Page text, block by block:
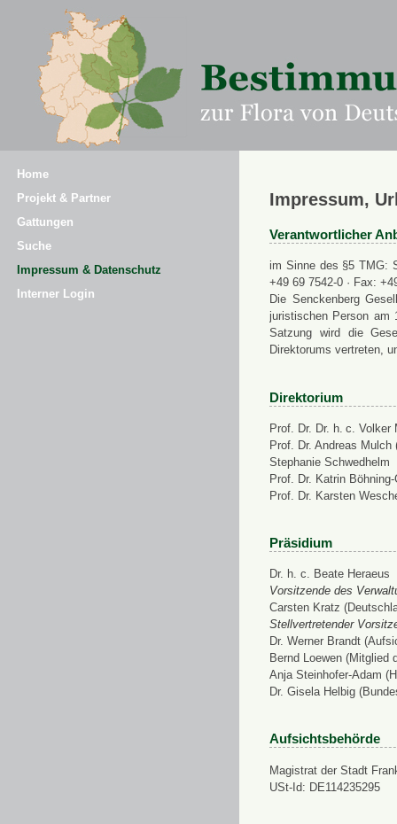
Home
Projekt & Partner
Gattungen
Suche
Impressum & Datenschutz
Interner Login
Impressum,
Verantwortlicher
im Sinne des §5 TMG:
+49 69 7542-0 · Fax:
Die Senckenberg
juristischen Person am
Satzung wird die
Direktorums vertreten,
Direktorium
Prof. Dr. Dr. h. c. Volker
Prof. Dr. Andreas
Stephanie Schwedhelm
Prof. Dr. Katrin
Prof. Dr. Karsten
Präsidium
Dr. h. c. Beate Heraeus
Vorsitzende des
Carsten Kratz
Stellvertretender
Dr. Werner Brandt
Bernd Loewen (Mitglied
Anja Steinhofer-Adam
Dr. Gisela Helbig
Aufsichtsbehörde
Magistrat der Stadt
USt-Id: DE114235295